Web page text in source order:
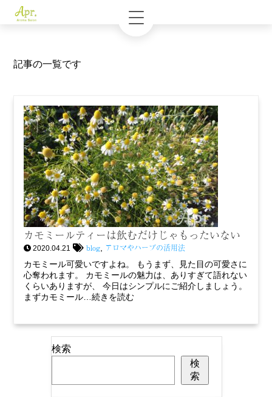
記事の一覧です
カモミールティーは飲むだけじゃもったいない
2020.04.21 blog アロマやハーブの活用法
カモミール可愛いですよね。 もうまず、見た目の可愛さに
心奪われます。 カモミールの魅力は、ありすぎて語れない
くらいありますが、 今日はシンプルにご紹介しましょう。
まずカモミール…続きを読む
検索
検
索